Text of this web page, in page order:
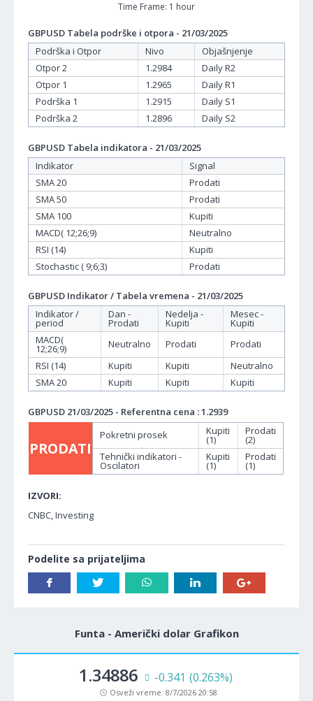
Time Frame: 1 hour
GBPUSD Tabela podrške i otpora - 21/03/2025
Podrška i Otpor
Nivo
Objašnjenje
Otpor 2
1.2984
Daily R2
Otpor 1
1.2965
Daily R1
Podrška 1
1.2915
Daily S1
Podrška 2
1.2896 Daily S2
GBPUSD Tabela indikatora - 21/03/2025
Indikator
Signal
SMA 20
Prodati
SMA 50
Prodati
SMA 100
Kupiti
MACD( 12;26;9)
Neutralno
RSI (14)
Kupiti
Stochastic ( 9;6;3)
Prodati
GBPUSD Indikator / Tabela vremena - 21/03/2025
Indikator /
period
Dan -
Prodati
Nedelja -
Kupiti
Mesec -
Kupiti
MACD(
12;26;9) Neutralno Prodati
Prodati
RSI (14)
Kupiti Kupiti
Neutralno
SMA 20
Kupiti Kupiti Kupiti
GBPUSD 21/03/2025 - Referentna cena : 1.2939
PRODATI
Pokretni prosek Kupiti
(1)
Prodati
(2)
Tehnički indikatori -
Oscilatori
Kupiti
(1)
Prodati
(1)
IZVORI:
CNBC, Investing
Podelite sa prijateljima
Funta - Američki dolar Grafikon
1.34886 -0.341 (0.263%)
Osveži vreme: 8/7/2026 20:58